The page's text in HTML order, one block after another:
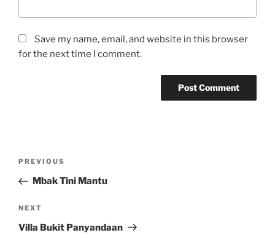
Save my name, email, and website in this browser
for the next time I comment.
Previous
Post
PREVIOUS
Mbak Tini Mantu
Next
Post
NEXT
Villa Bukit Panyandaan